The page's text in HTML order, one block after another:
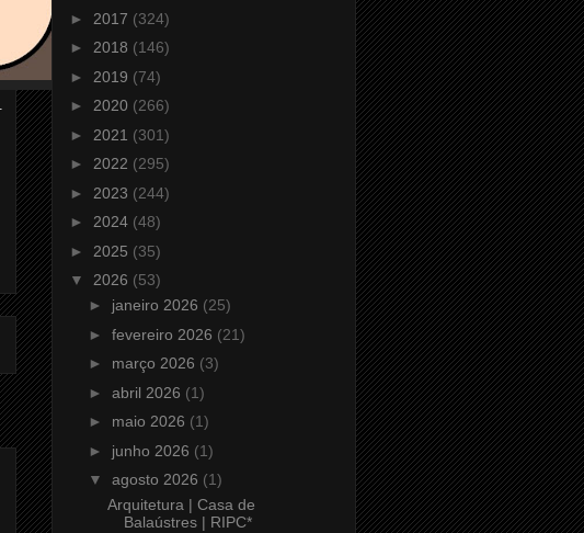
► 2017 (324)
► 2018 (146)
► 2019 (74)
► 2020 (266)
► 2021 (301)
► 2022 (295)
► 2023 (244)
► 2024 (48)
► 2025 (35)
▼ 2026 (53)
► janeiro 2026 (25)
► fevereiro 2026 (21)
► março 2026 (3)
► abril 2026 (1)
► maio 2026 (1)
► junho 2026 (1)
▼ agosto 2026 (1)
Arquitetura | Casa de
Balaústres | RIPC*